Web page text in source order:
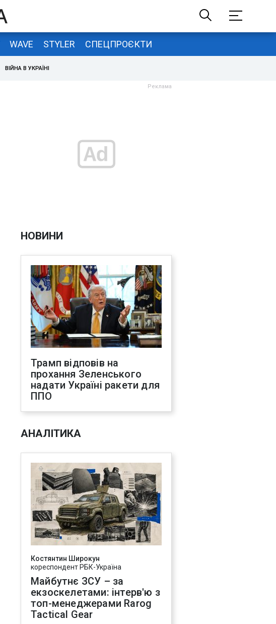
WAVE STYLER СПЕЦПРОЄКТИ
ВІЙНА В УКРАЇНІ
НОВИНИ
Трамп відповів на
прохання Зеленського
надати Україні ракети для
ППО
АНАЛІТИКА
Костянтин Широкун
кореспондент РБК-Україна
Майбутнє ЗСУ – за
екзоскелетами: інтерв'ю з
топ-менеджерами Rarog
Tactical Gear